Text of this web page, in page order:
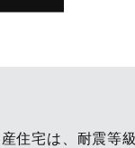
住宅は、耐震等